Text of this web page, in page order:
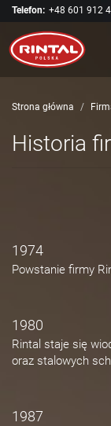
Telefon: +48 601 912
Strona główna
Historia
1974
Powstanie firmy
1980
Rintal staje się
oraz stalowych
1987